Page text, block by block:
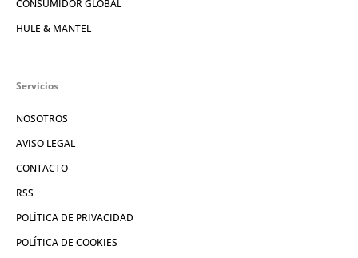
CONSUMIDOR GLOBAL
HULE & MANTEL
Servicios
NOSOTROS
AVISO LEGAL
CONTACTO
RSS
POLÍTICA DE PRIVACIDAD
POLÍTICA DE COOKIES